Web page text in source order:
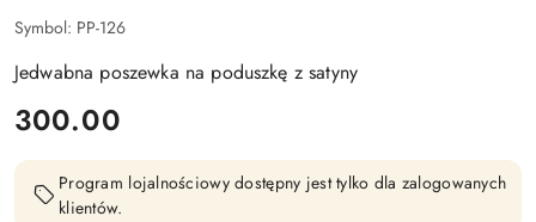
Symbol: PP-126
Jedwabna poszewka na poduszkę z satyny
cena:
300.00
Program lojalnościowy dostępny jest tylko dla zalogowanych
klientów.